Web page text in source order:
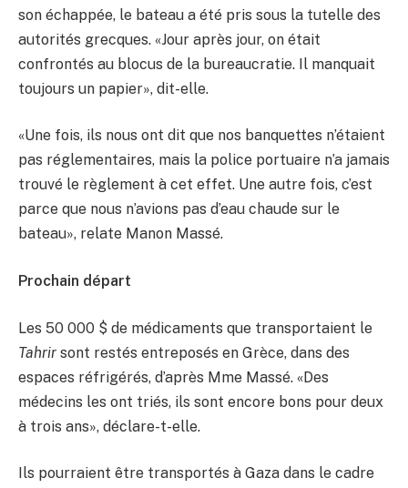
son échappée, le bateau a été pris sous la tutelle des
autorités grecques. «Jour après jour, on était
confrontés au blocus de la bureaucratie. Il manquait
toujours un papier», dit-elle.
«Une fois, ils nous ont dit que nos banquettes n’étaient
pas réglementaires, mais la police portuaire n’a jamais
trouvé le règlement à cet effet. Une autre fois, c’est
parce que nous n’avions pas d’eau chaude sur le
bateau», relate Manon Massé.
Prochain départ
Les 50 000 $ de médicaments que transportaient le
Tahrir sont restés entreposés en Grèce, dans des
espaces réfrigérés, d’après Mme Massé. «Des
médecins les ont triés, ils sont encore bons pour deux
à trois ans», déclare-t-elle.
Ils pourraient être transportés à Gaza dans le cadre